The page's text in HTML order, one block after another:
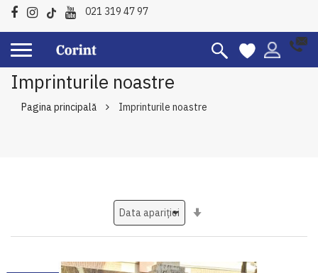
021 319 47 97
Imprinturile noastre
Pagina principală Imprinturile noastre